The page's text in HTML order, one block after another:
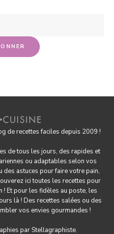
de recettes faciles depuis 2009 !
de tous les jours, des rapides et
ou adaptables selon vos
des astuces pourfaire votre pain,
ici toutes les recettes pour
! Et pour les fidèles au poste, les
là ! Des recettes salées ou des
vos envies gourmandes !
parStellagraphiste.